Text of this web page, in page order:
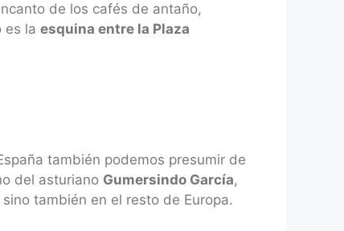
de los cafés de antaño,
es la esquina entre la Plaza
también podemos presumir de
del asturiano Gumersindo García,
también en el resto de Europa.